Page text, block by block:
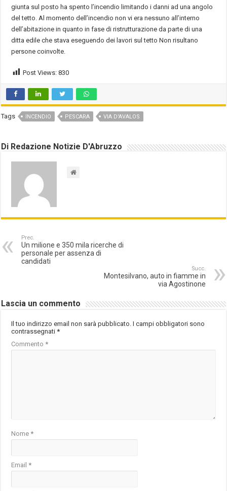
giunta sul posto ha spento l’incendio limitando i danni ad una angolo
del tetto. Al momento dell’incendio non vi era nessuno all’interno
dell’abitazione in quanto in fase di ristrutturazione da parte di una
ditta edile che stava eseguendo dei lavori sul tetto Non risultano
persone coinvolte.
Post Views: 830
Tags INCENDIO PESCARA VIA D'AVALOS
Di Redazione Notizie D'Abruzzo
Prec.
Un milione e 350 mila ricerche di
personale per assenza di
candidati
Succ.
Montesilvano, auto in fiamme in
via Agostinone
Lascia un commento
Il tuo indirizzo email non sarà pubblicato. I campi obbligatori sono
contrassegnati*
Commento*
Nome*
Email*